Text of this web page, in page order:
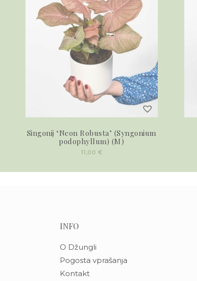
Singonij ‘Neon Robusta’ (Syngonium
podophyllum) (M)
11,00 €
INFO
O Džungli
Pogosta vprašanja
Kontakt